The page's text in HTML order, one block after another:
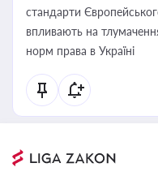
стандарти
впливають на
норм права в Україні